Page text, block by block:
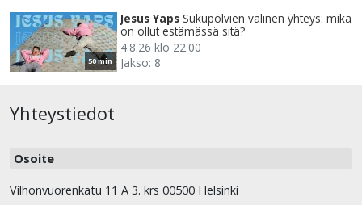
50 min
Jesus Yaps Sukupolvien välinen yhteys: mikä
on ollut estämässä sitä?
4.8.26 klo 22.00
Jakso: 8
Yhteystiedot
Osoite
Vilhonvuorenkatu 11 A 3. krs 00500 Helsinki